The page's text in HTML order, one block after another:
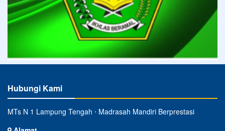
Hubungi Kami
MTs N 1 Lampung Tengah ⋅ Madrasah Mandiri Berprestasi